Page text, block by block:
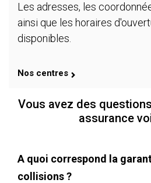
Les adresses, les
ainsi que les horaires
disponibles.
Nos centres
Vous avez des
assurance
A quoi correspond la
collisions ?